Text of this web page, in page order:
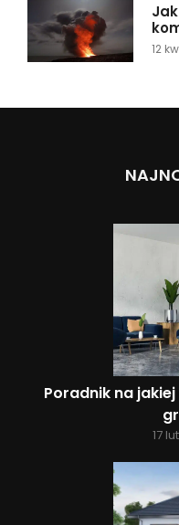
12
Poradnik na
17